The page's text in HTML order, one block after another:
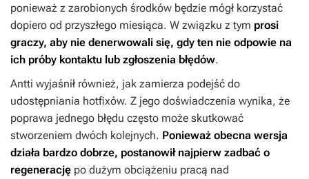
ponieważ z zarobionych środków będzie mógł korzystać
dopiero od przyszłego miesiąca. W związku z tym prosi
graczy, aby nie denerwowali się, gdy ten nie odpowie na
ich próby kontaktu lub zgłoszenia błędów.
Antti wyjaśnił również, jak zamierza podejść do
udostępniania hotfixów. Z jego doświadczenia wynika, że
poprawa jednego błędu często może skutkować
stworzeniem dwóch kolejnych. Ponieważ obecna wersja
działa bardzo dobrze, postanowił najpierw zadbać o
regenerację po dużym obciążeniu pracą nad